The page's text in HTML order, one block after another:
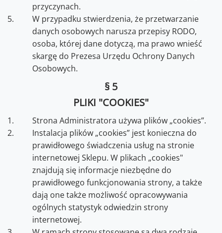
przyczynach.
W przypadku stwierdzenia, że przetwarzanie
danych osobowych narusza przepisy RODO,
osoba, której dane dotyczą, ma prawo wnieść
skargę do Prezesa Urzędu Ochrony Danych
Osobowych.
§ 5
PLIKI "COOKIES"
Strona Administratora używa plików „cookies”.
Instalacja plików „cookies” jest konieczna do
prawidłowego świadczenia usług na stronie
internetowej Sklepu. W plikach „cookies"
znajdują się informacje niezbędne do
prawidłowego funkcjonowania strony, a także
dają one także możliwość opracowywania
ogólnych statystyk odwiedzin strony
internetowej.